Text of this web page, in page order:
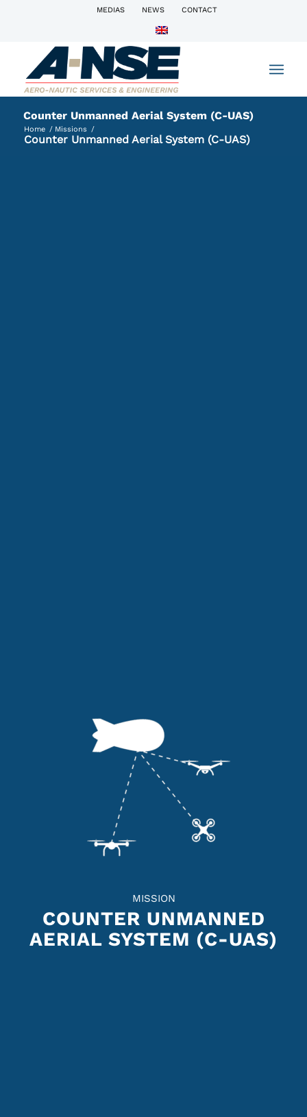
MEDIAS NEWS CONTACT
Counter Unmanned Aerial System (C-UAS)
Home / Missions /
Counter Unmanned Aerial System (C-UAS)
MISSION
COUNTER UNMANNED
AERIAL SYSTEM (C-UAS)